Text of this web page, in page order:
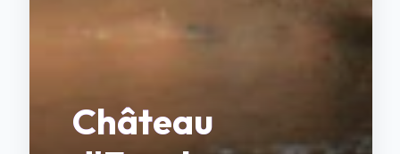
Château